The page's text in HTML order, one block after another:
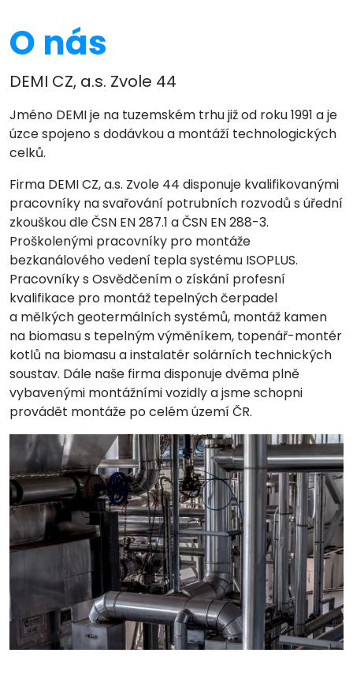
O nás
DEMI CZ, a.s. Zvole 44
Jméno DEMI je na tuzemském trhu již od roku 1991 a je
úzce spojeno s dodávkou a montáží technologických
celků.
Firma DEMI CZ, a.s. Zvole 44 disponuje kvalifikovanými
pracovníky na svařování potrubních rozvodů s úřední
zkouškou dle ČSN EN 287.1 a ČSN EN 288-3.
Proškolenými pracovníky pro montáže
bezkanálového vedení tepla systému ISOPLUS.
Pracovníky s Osvědčením o získání profesní
kvalifikace pro montáž tepelných čerpadel
a mělkých geotermálních systémů, montáž kamen
na biomasu s tepelným výměníkem, topenář-montér
kotlů na biomasu a instalatér solárních technických
soustav. Dále naše firma disponuje dvěma plně
vybavenými montážními vozidly a jsme schopni
provádět montáže po celém území ČR.